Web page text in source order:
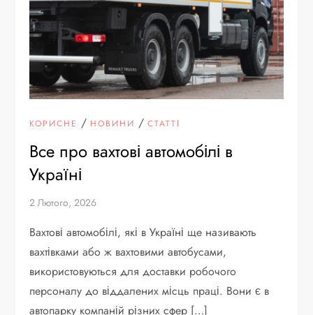
КОРИСНЕ / НОВИНИ /СТАТТІ
Все про вахтові автомобілі в
Україні
2 Лютого, 2026
Вахтові автомобілі, які в Україні ще називають
вахтівками або ж вахтовими автобусами,
використовуються для доставки робочого
персоналу до віддалених місць праці. Вони є в
автопарку компаній різних сфер […]